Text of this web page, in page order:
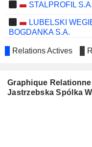
STALPROFIL S.A.
LUBELSKI
BOGDANKA S.A.
KAPITALOWA FASING
TAURON
Relations Actives
Graphique
Jastrzebska Spólka